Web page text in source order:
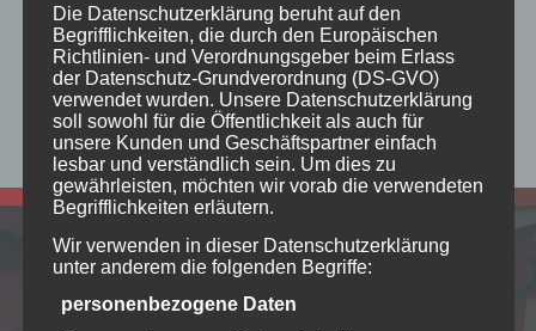
Seite 1 von 2
1 2
Die Datenschutzerklärung beruht auf den
Begrifflichkeiten, die durch den Europäischen
Richtlinien- und Verordnungsgeber beim Erlass
der Datenschutz-Grundverordnung (DS-GVO)
verwendet wurden. Unsere Datenschutzerklärung
soll sowohl für die Öffentlichkeit als auch für
unsere Kunden und Geschäftspartner einfach
lesbar und verständlich sein. Um dies zu
gewährleisten, möchten wir vorab die verwendeten
Begrifflichkeiten erläutern.
Wir verwenden in dieser Datenschutzerklärung
unter anderem die folgenden Begriffe:
personenbezogene Daten